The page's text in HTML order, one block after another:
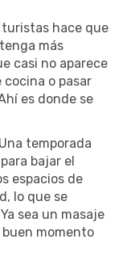
turistas hace que
más
casi no aparece
o pasar
es donde se
temporada
bajar el
espacios de
lo que se
sea un masaje
momento